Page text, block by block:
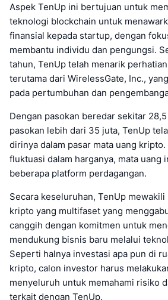
Aspek TenUp ini bertujuan untuk
teknologi blockchain untuk
finansial kepada startup, dengan
membantu individu dan pengungsi.
tahun, TenUp telah menarik
terutama dari WirelessGate, Inc.,
pada pertumbuhan dan
Dengan pasokan beredar sekitar
pasokan lebih dari 35 juta, TenUp
dirinya dalam pasar mata uang
fluktuasi dalam harganya, mata uang
beberapa platform perdagangan.
Secara keseluruhan, TenUp
kripto yang multifaset yang
canggih dengan komitmen untuk
mendukung bisnis baru melalui
Seperti halnya investasi apa pun di
kripto, calon investor harus
menyeluruh untuk memahami risiko
terkait dengan TenUp.